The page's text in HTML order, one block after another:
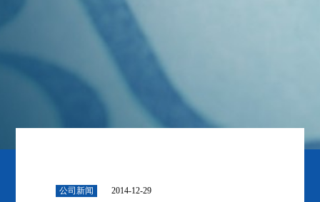
公司新闻 2014-12-29